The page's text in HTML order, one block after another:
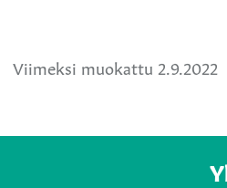
Viimeksi muokattu 2.9.2022